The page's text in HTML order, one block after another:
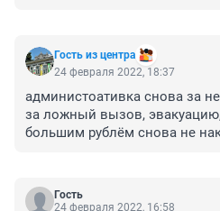
Гость из центра
24 февраля 2022, 18:37
администоативка снова за
за ложный вызов,
большим рублём снова не
Гость
24 февраля 2022, 16:58